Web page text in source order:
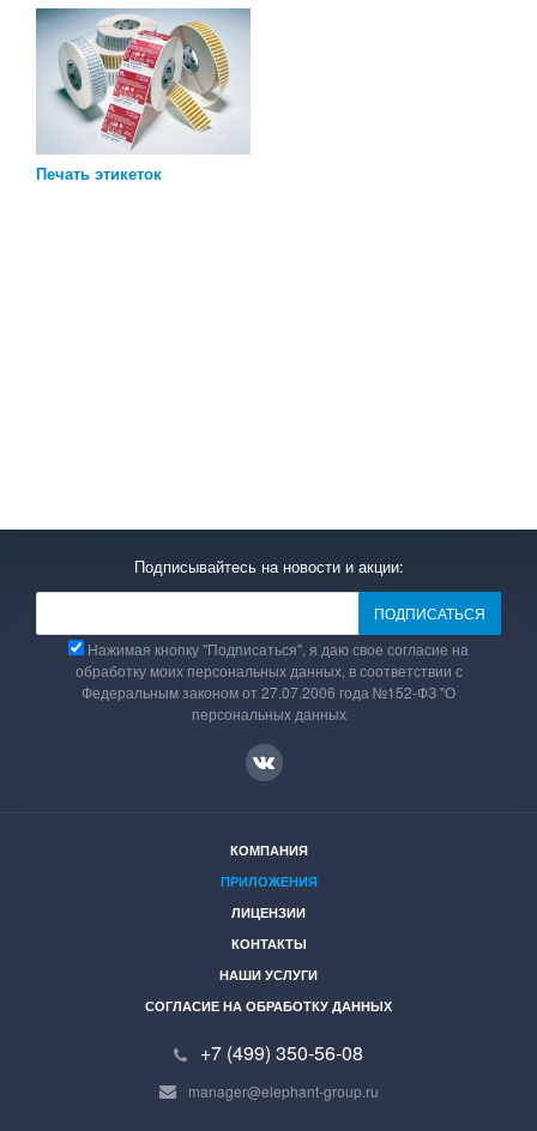
Печать этикеток
Подписывайтесь на новости и акции:
Нажимая кнопку "Подписаться", я даю свое согласие на
обработку моих персональных данных, в соответствии с
Федеральным законом от 27.07.2006 года №152-ФЗ "О
персональных данных
КОМПАНИЯ
ПРИЛОЖЕНИЯ
ЛИЦЕНЗИИ
КОНТАКТЫ
НАШИ УСЛУГИ
СОГЛАСИЕ НА ОБРАБОТКУ ДАННЫХ
+7 (499) 350-56-08
manager@elephant-group.ru